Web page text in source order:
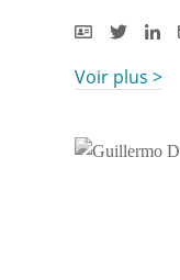
Voir plus >